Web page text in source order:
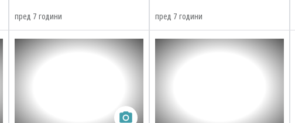
пред 7 години пред 7 години